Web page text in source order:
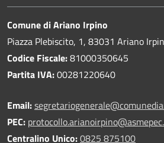
Comune di Ariano Irpino
Piazza Plebiscito, 1, 83031 Ariano
Codice Fiscale:81000350645
Partita IVA:00281220640
Email:
PEC:
Centralino Unico:0825 875100